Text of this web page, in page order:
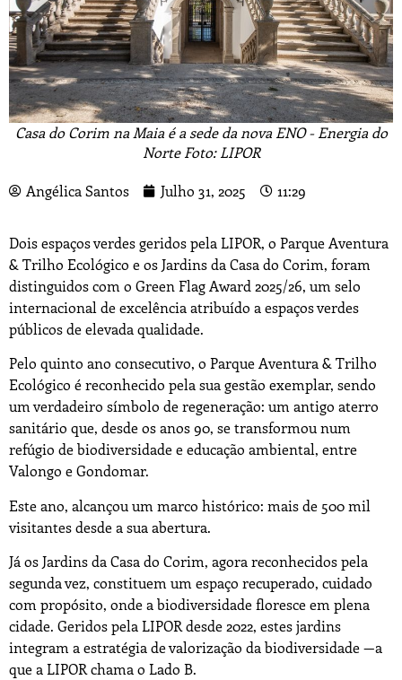
Casa do Corim na Maia é a sede da nova ENO - Energia do
Norte Foto: LIPOR
Angélica Santos Julho 31, 2025 11:29
Dois espaços verdes geridos pela LIPOR, o Parque Aventura
& Trilho Ecológico e os Jardins da Casa do Corim, foram
distinguidos com o Green Flag Award 2025/26, um selo
internacional de excelência atribuído a espaços verdes
públicos de elevada qualidade.
Pelo quinto ano consecutivo, o Parque Aventura & Trilho
Ecológico é reconhecido pela sua gestão exemplar, sendo
um verdadeiro símbolo de regeneração: um antigo aterro
sanitário que, desde os anos 90, se transformou num
refúgio de biodiversidade e educação ambiental, entre
Valongo e Gondomar.
Este ano, alcançou um marco histórico: mais de 500 mil
visitantes desde a sua abertura.
Já os Jardins da Casa do Corim, agora reconhecidos pela
segunda vez, constituem um espaço recuperado, cuidado
com propósito, onde a biodiversidade floresce em plena
cidade. Geridos pela LIPOR desde 2022, estes jardins
integram a estratégia de valorização da biodiversidade —a
que a LIPOR chama o Lado B.